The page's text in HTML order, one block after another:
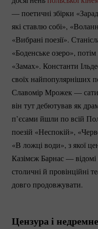
— поетичні збірки
які ставлю собі»,
«Вибрані поезії».
«Боденське озеро»,
«Замах». Константи
своїх найпопулярніших
Славомір Мрожек —
він тут дебютував як
п’єсами йшли по всій
поезій «Неспокій»,
«В ложці води», з якої
Казімєж Барнас — відомі
столичні й провінційні
довго продовжувати.
Цензура і